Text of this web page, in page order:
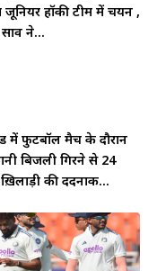
जूनियर हॉकी टीम में चयन ,
ने...
में फुटबॉल मैच के दौरान
बिजली गिरने से 24
ख़िलाड़ी की दर्दनाक...